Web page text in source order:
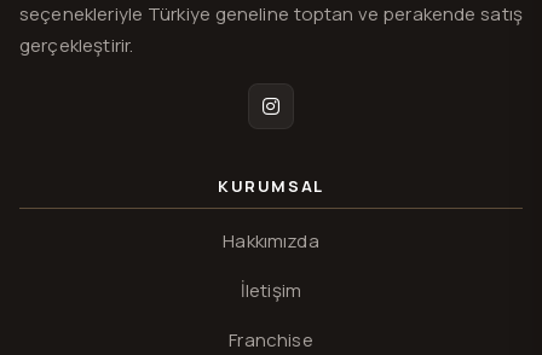
seçenekleriyle Türkiye geneline toptan ve perakende satış
gerçekleştirir.
Instagram
KURUMSAL
Hakkımızda
İletişim
Franchise